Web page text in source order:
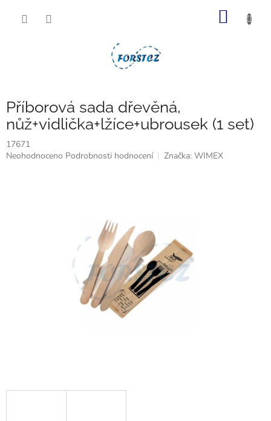
Příborová sada dřevěná,
nůž+vidlička+lžíce+ubrousek (1 set)
17671
Průměrné
Neohodnoceno Podrobnosti hodnocení Značka: WIMEX